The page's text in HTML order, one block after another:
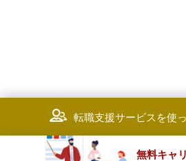
転職支援サービスを使
無料キャ